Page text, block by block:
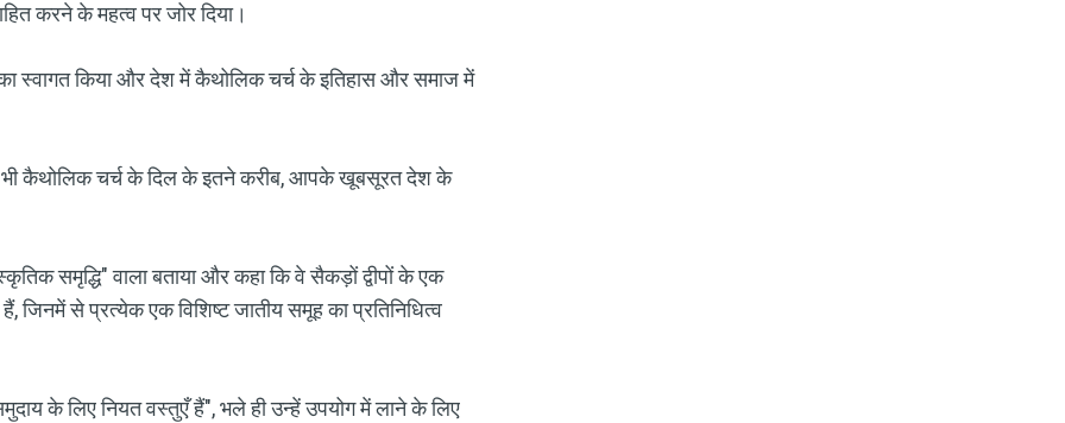
करने के महत्व पर जोर दिया।
स्वागत किया और देश में कैथोलिक चर्च के इतिहास और समाज में
भी कैथोलिक चर्च के दिल के इतने करीब, आपके खूबसूरत देश के
समृद्धि" वाला बताया और कहा कि वे सैकड़ों द्वीपों के एक
जिनमें से प्रत्येक एक विशिष्ट जातीय समूह का प्रतिनिधित्व
के लिए नियत वस्तुएँ हैं", भले ही उन्हें उपयोग में लाने के लिए